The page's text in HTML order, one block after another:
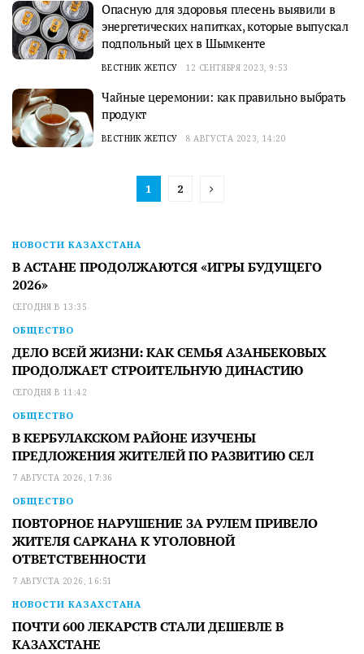
Опасную для здоровья плесень выявили в
энергетических напитках, которые выпускал
подпольный цех в Шымкенте
ВЕСТНИК ЖЕТІСУ 12 СЕНТЯБРЯ 2023, 9:53
Чайные церемонии: как правильно выбрать
продукт
ВЕСТНИК ЖЕТІСУ 8 АВГУСТА 2023, 14:20
1 2
НОВОСТИ КАЗАХСТАНА
В АСТАНЕ ПРОДОЛЖАЮТСЯ «ИГРЫ БУДУЩЕГО
2026»
СЕГОДНЯ В 13:35
ОБЩЕСТВО
ДЕЛО ВСЕЙ ЖИЗНИ: КАК СЕМЬЯ АЗАНБЕКОВЫХ
ПРОДОЛЖАЕТ СТРОИТЕЛЬНУЮ ДИНАСТИЮ
СЕГОДНЯ В 11:42
ОБЩЕСТВО
В КЕРБУЛАКСКОМ РАЙОНЕ ИЗУЧЕНЫ
ПРЕДЛОЖЕНИЯ ЖИТЕЛЕЙ ПО РАЗВИТИЮ СЕЛ
7 АВГУСТА 2026, 17:36
ОБЩЕСТВО
ПОВТОРНОЕ НАРУШЕНИЕ ЗА РУЛЕМ ПРИВЕЛО
ЖИТЕЛЯ САРКАНА К УГОЛОВНОЙ
ОТВЕТСТВЕННОСТИ
7 АВГУСТА 2026, 16:51
НОВОСТИ КАЗАХСТАНА
ПОЧТИ 600 ЛЕКАРСТВ СТАЛИ ДЕШЕВЛЕ В
КАЗАХСТАНЕ